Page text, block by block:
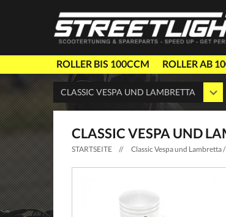
ROLLER BIS 100CCM ROLLER AB
CLASSIC VESPA UND
STARTSEITE // Classic Vespa und Lambretta